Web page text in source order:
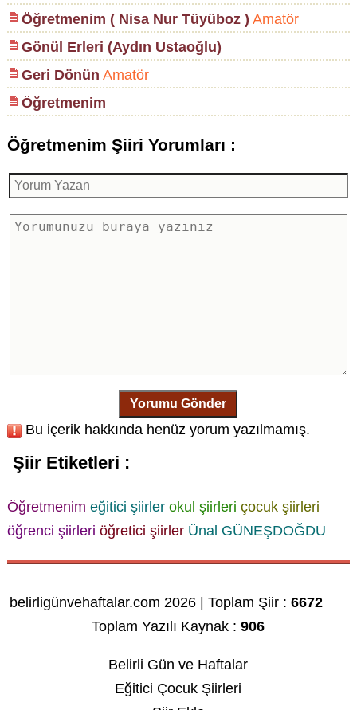
Öğretmenim ( Nisa Nur Tüyüboz ) Amatör
Gönül Erleri (Aydın Ustaoğlu)
Geri Dönün Amatör
Öğretmenim
Öğretmenim Şiiri Yorumları :
Yorumu Gönder
Bu içerik hakkında henüz yorum yazılmamış.
Şiir Etiketleri :
Öğretmenim eğitici şiirler okul şiirleri çocuk şiirleri
öğrenci şiirleri öğretici şiirler Ünal GÜNEŞDOĞDU
belirligünvehaftalar.com 2026 | Toplam Şiir :6672
Toplam Yazılı Kaynak :906
Belirli Gün ve Haftalar
Eğitici Çocuk Şiirleri